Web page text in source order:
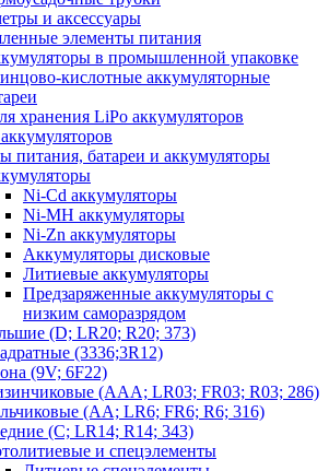
и аксессуары
элементы питания
в промышленной упаковке
кислотные аккумуляторные
хранения LiPo аккумуляторов
питания, батареи и аккумуляторы
Ni-Cd аккумуляторы
Ni-MH аккумуляторы
Ni-Zn аккумуляторы
Аккумуляторы дисковые
Литиевые аккумуляторы
Предзаряженные аккумуляторы с
низким саморазрядом
(D; LR20; R20; 373)
(3336;3R12)
(9V; 6F22)
(AAA; LR03; FR03; R03; 286)
(AA; LR6; FR6; R6; 316)
(C; LR14; R14; 343)
и спецэлементы